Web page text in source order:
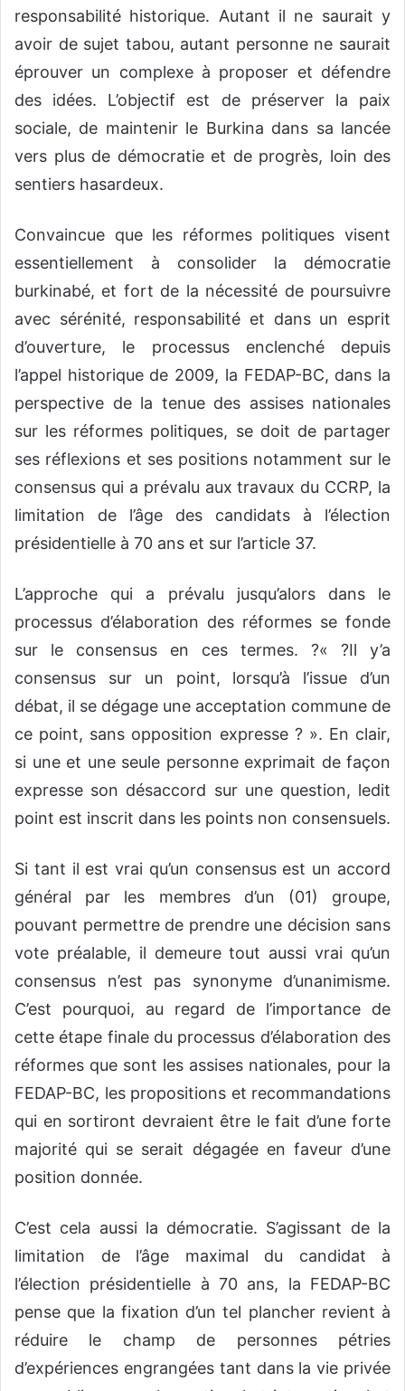
responsabilité historique. Autant il ne saurait y
avoir de sujet tabou, autant personne ne saurait
éprouver un complexe à proposer et défendre
des idées. L’objectif est de préserver la paix
sociale, de maintenir le Burkina dans sa lancée
vers plus de démocratie et de progrès, loin des
sentiers hasardeux.
Convaincue que les réformes politiques visent
essentiellement à consolider la démocratie
burkinabé, et fort de la nécessité de poursuivre
avec sérénité, responsabilité et dans un esprit
d’ouverture, le processus enclenché depuis
l’appel historique de 2009, la FEDAP-BC, dans la
perspective de la tenue des assises nationales
sur les réformes politiques, se doit de partager
ses réflexions et ses positions notamment sur le
consensus qui a prévalu aux travaux du CCRP, la
limitation de l’âge des candidats à l’élection
présidentielle à 70 ans et sur l’article 37.
L’approche qui a prévalu jusqu’alors dans le
processus d’élaboration des réformes se fonde
sur le consensus en ces termes. ?« ?Il y’a
consensus sur un point, lorsqu’à l’issue d’un
débat, il se dégage une acceptation commune de
ce point, sans opposition expresse ? ». En clair,
si une et une seule personne exprimait de façon
expresse son désaccord sur une question, ledit
point est inscrit dans les points non consensuels.
Si tant il est vrai qu’un consensus est un accord
général par les membres d’un (01) groupe,
pouvant permettre de prendre une décision sans
vote préalable, il demeure tout aussi vrai qu’un
consensus n’est pas synonyme d’unanimisme.
C’est pourquoi, au regard de l’importance de
cette étape finale du processus d’élaboration des
réformes que sont les assises nationales, pour la
FEDAP-BC, les propositions et recommandations
qui en sortiront devraient être le fait d’une forte
majorité qui se serait dégagée en faveur d’une
position donnée.
C’est cela aussi la démocratie. S’agissant de la
limitation de l’âge maximal du candidat à
l’élection présidentielle à 70 ans, la FEDAP-BC
pense que la fixation d’un tel plancher revient à
réduire le champ de personnes pétries
d’expériences engrangées tant dans la vie privée